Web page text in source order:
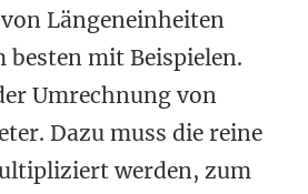
Längeneinheiten
besten mit Beispielen.
Umrechnung von
Dazu muss die reine
werden, zum